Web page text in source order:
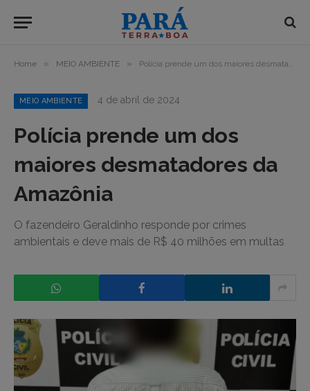
Home » MEIO AMBIENTE » Polícia prende um dos maiores desmatadores da Amazônia
MEIO AMBIENTE 4 de abril de 2024
Polícia prende um dos
maiores desmatadores da
Amazônia
O fazendeiro Geraldinho responde por crimes
ambientais e deve mais de R$ 40 milhões em multas